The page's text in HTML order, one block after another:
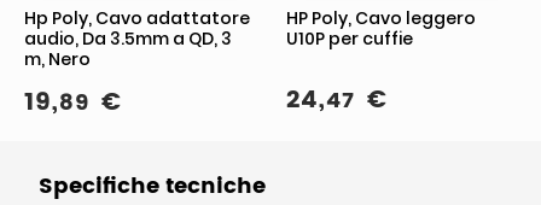
Hp Poly, Cavo adattatore
audio, Da 3.5mm a QD, 3
m, Nero
19,89 €
HP Poly, Cavo leggero
U10P per cuffie
24,47 €
Specifiche tecniche